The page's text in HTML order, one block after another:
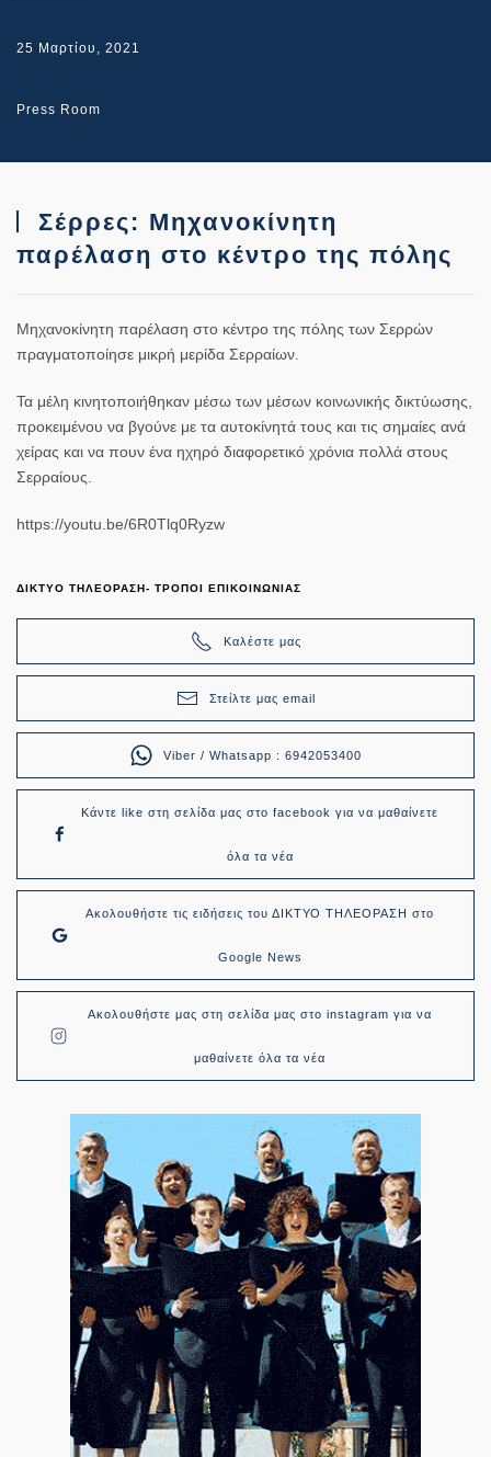
25 Μαρτίου, 2021
Press Room
Σέρρες: Μηχανοκίνητη
παρέλαση στο κέντρο της πόλης
Μηχανοκίνητη παρέλαση στο κέντρο της πόλης των Σερρών
πραγματοποίησε μικρή μερίδα Σερραίων.
Τα μέλη κινητοποιήθηκαν μέσω των μέσων κοινωνικής δικτύωσης,
προκειμένου να βγούνε με τα αυτοκίνητά τους και τις σημαίες ανά
χείρας και να πουν ένα ηχηρό διαφορετικό χρόνια πολλά στους
Σερραίους.
https://youtu.be/6R0Tlq0Ryzw
ΔΙΚΤΥΟ ΤΗΛΕΟΡΑΣΗ- ΤΡΟΠΟΙ ΕΠΙΚΟΙΝΩΝΙΑΣ
Καλέστε μας
Στείλτε μας email
Viber / Whatsapp : 6942053400
Κάντε like στη σελίδα μας στο facebook για να μαθαίνετε
όλα τα νέα
Ακολουθήστε τις ειδήσεις του ΔΙΚΤΥΟ ΤΗΛΕΟΡΑΣΗ στο
Google News
Ακολουθήστε μας στη σελίδα μας στο instagram για να
μαθαίνετε όλα τα νέα